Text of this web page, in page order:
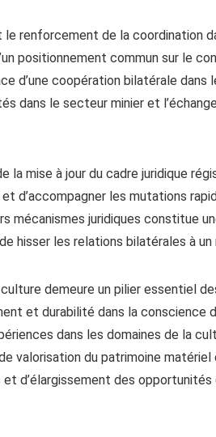
renforcement de la coordination
positionnement commun sur le
d’une coopération bilatérale dans
dans le secteur minier et
la mise à jour du cadre juridique
d’accompagner les mutations
mécanismes juridiques constitue
hisser les relations bilatérales à un
demeure un pilier essentiel
et durabilité dans la conscience
dans les domaines de la
valorisation du patrimoine matériel
d’élargissement des opportunités